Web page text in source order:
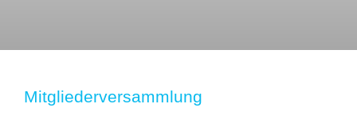
Mitgliederversammlung